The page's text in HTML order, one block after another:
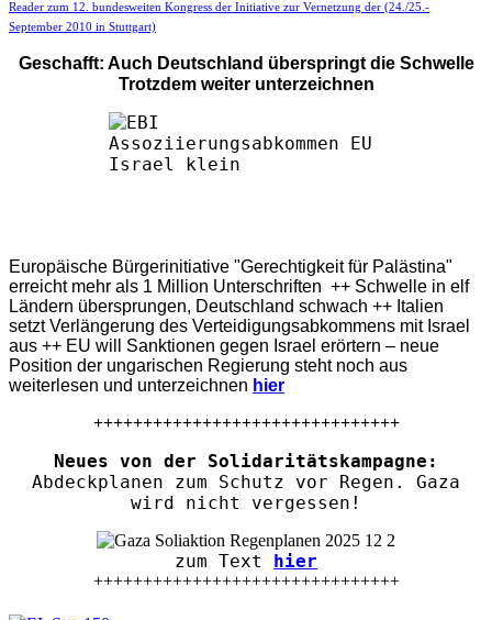
Reader zum 12. bundesweiten Kongress der Initiative zur Vernetzung der (24./25.-
September 2010 in Stuttgart)
Geschafft: Auch Deutschland überspringt die Schwelle
Trotzdem weiter unterzeichnen
Europäische Bürgerinitiative "Gerechtigkeit für Palästina"
erreicht mehr als 1 Million Unterschriften ++ Schwelle in elf
Ländern übersprungen, Deutschland schwach ++ Italien
setzt Verlängerung des Verteidigungsabkommens mit Israel
aus ++ EU will Sanktionen gegen Israel erörtern – neue
Position der ungarischen Regierung steht noch aus
weiterlesen und unterzeichnen hier
+++++++++++++++++++++++++++++++
Neues von der Solidaritätskampagne:
Abdeckplanen zum Schutz vor Regen. Gaza
wird nicht vergessen!
zum Text hier
+++++++++++++++++++++++++++++++